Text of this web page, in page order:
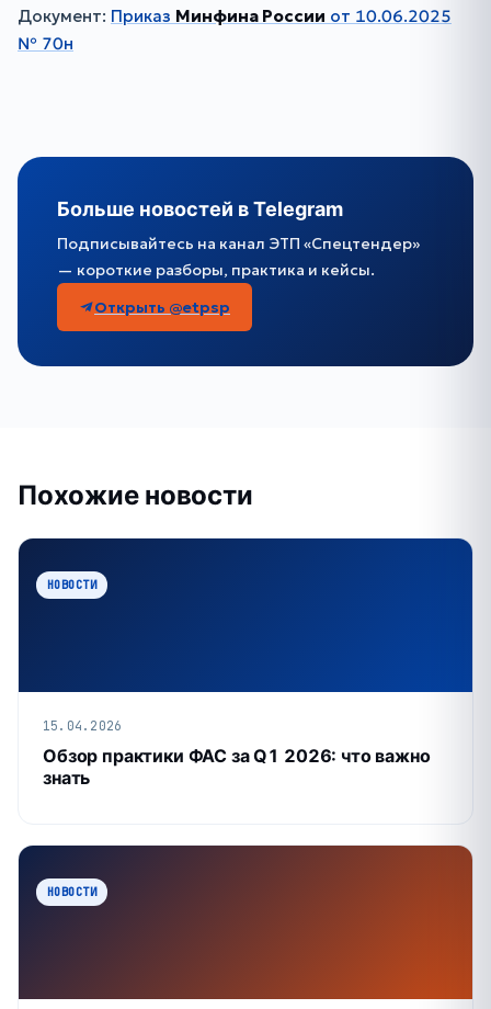
Документ: Приказ Минфина России от 10.06.2025
№ 70н
Больше новостей в Telegram
Подписывайтесь на канал ЭТП «Спецтендер»
— короткие разборы, практика и кейсы.
Открыть @etpsp
Похожие новости
НОВОСТИ
15.04.2026
Обзор практики ФАС за Q1 2026: что важно
знать
НОВОСТИ